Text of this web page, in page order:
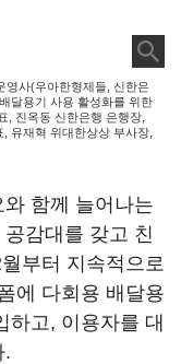
영사(우아한형제들, 신한은
달용기 사용 활성화를 위한
, 진옥동 신한은행 은행장,
유재혁 위대한상상 부사장,
함께 늘어나는
감대를 갖고 친
부터 지속적으로
에 다회용 배달용
하고, 이용자를 대
.